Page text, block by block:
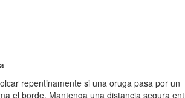
repentinamente si una oruga pasa por un
el borde. Mantenga una distancia segura
de la máquina cuesta arriba.
La
de la máquina será la parte trasera y,
de los demás accesorios, la parte
en una pendiente afecta a la estabilidad de
con los accidentes por pérdida de control